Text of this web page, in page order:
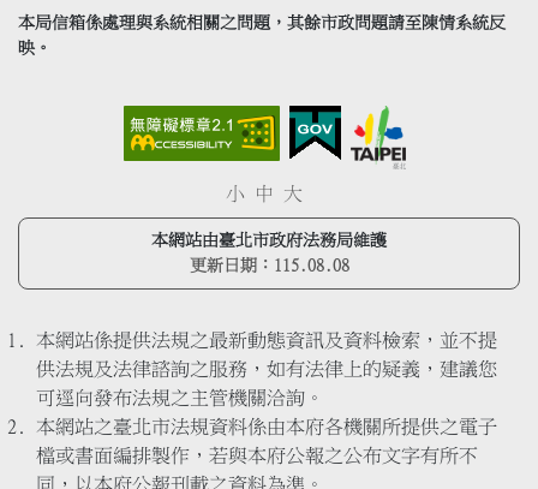
本局信箱係處理與系統相關之問題，其餘市政問題請至陳情系統反
映。
小 中 大
本網站由臺北市政府法務局維護
更新日期： 115.08.08
本網站係提供法規之最新動態資訊及資料檢索，並不提
供法規及法律諮詢之服務，如有法律上的疑義，建議您
可逕向發布法規之主管機關洽詢。
本網站之臺北市法規資料係由本府各機關所提供之電子
檔或書面編排製作，若與本府公報之公布文字有所不
同，以本府公報刊載之資料為準。